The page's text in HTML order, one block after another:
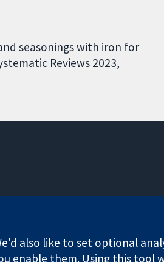
seasonings with iron for
Reviews 2023,
also like to set optional
enable them. Using this tool